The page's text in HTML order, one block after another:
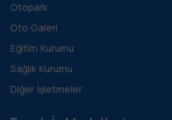
Otopark
Oto Galeri
Eğitim Kurumu
Sağlık Kurumu
Diğer İşletmeler